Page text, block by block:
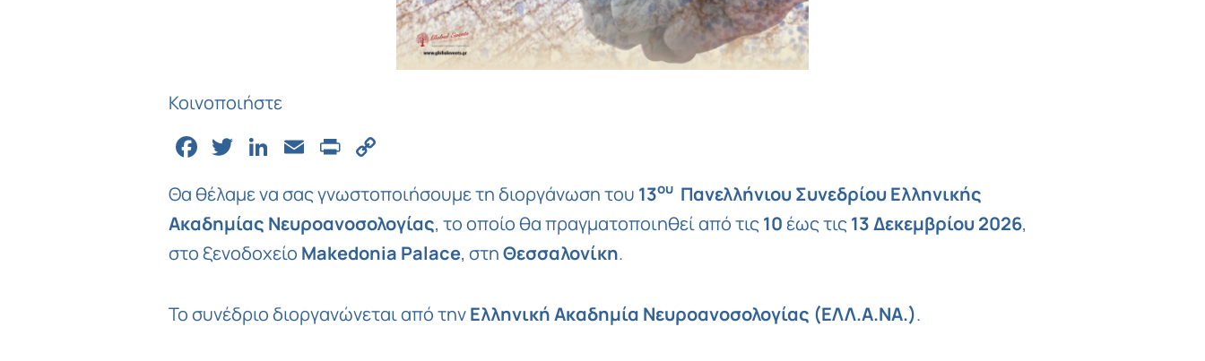
Κοινοποιήστε
Facebook
Twitter
LinkedIn
Email
Print
Θα θέλαμε να σας γνωστοποιήσουμε τη διοργάνωση του 13ου Πανελλήνιου Συνεδρίου Ελληνικής
Ακαδημίας Νευροανοσολογίας, το οποίο θα πραγματοποιηθεί από τις10έως τις13 Δεκεμβρίου 2026,
στο ξενοδοχείο Makedonia Palace, στηΘεσσαλονίκη.
Το συνέδριο διοργανώνεται από τηνΕλληνική Ακαδημία Νευροανοσολογίας (ΕΛΛ.Α.ΝΑ.).